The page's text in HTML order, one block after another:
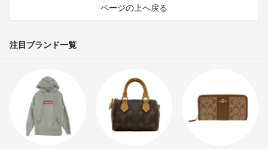
ページの上へ戻る
注目ブランド一覧